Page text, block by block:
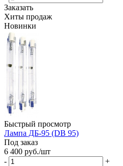
Заказать
Хиты продаж
Новинки
Быстрый просмотр
Лампа ДБ-95 (DB 95)
Под заказ
6 400 руб./шт
-
+